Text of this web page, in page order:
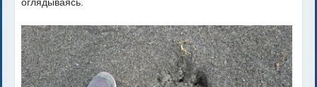
оглядываясь.